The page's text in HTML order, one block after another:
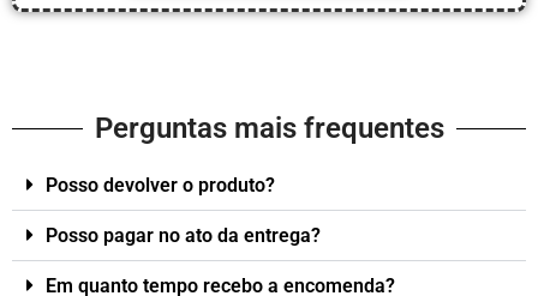
Perguntas mais frequentes
Posso devolver o produto?
Posso pagar no ato da entrega?
Em quanto tempo recebo a encomenda?